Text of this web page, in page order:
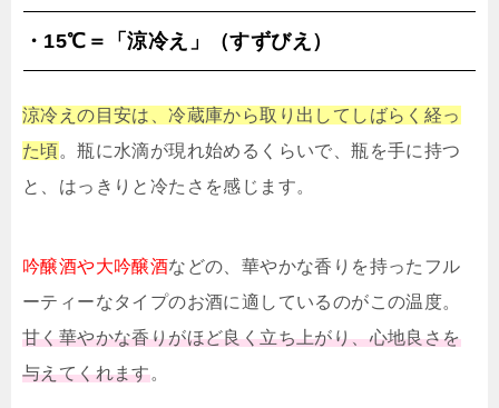
・15℃＝「涼冷え」（すずびえ）
涼冷えの目安は、冷蔵庫から取り出してしばらく経っ
た頃。瓶に水滴が現れ始めるくらいで、瓶を手に持つ
と、はっきりと冷たさを感じます。
吟醸酒や大吟醸酒などの、華やかな香りを持ったフル
ーティーなタイプのお酒に適しているのがこの温度。
甘く華やかな香りがほど良く立ち上がり、心地良さを
与えてくれます。